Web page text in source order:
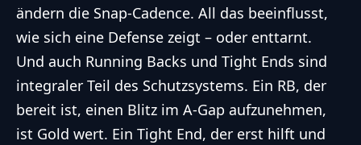
ändern die Snap-Cadence. All das beeinflusst,
wie sich eine Defense zeigt – oder enttarnt.
Und auch Running Backs und Tight Ends sind
integraler Teil des Schutzsystems. Ein RB, der
bereit ist, einen Blitz im A-Gap aufzunehmen,
ist Gold wert. Ein Tight End, der erst hilft und